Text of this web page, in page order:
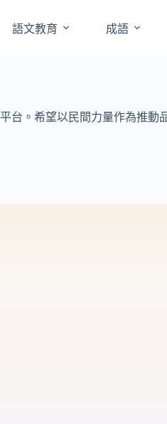
語文教育 成語
台。希望以民間力量作為推動